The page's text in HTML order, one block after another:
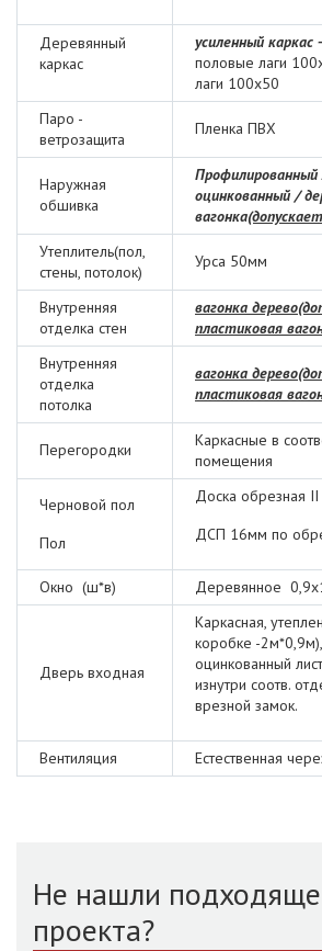
Деревянный
каркас
усиленный
половые лаги
лаги 100х50
Паро -
ветрозащита
Пленка ПВХ
Наружная
обшивка
оцинкованный /
вагонка
Утеплитель(пол,
стены, потолок)
Урса 50мм
Внутренняя
отделка стен
вагонка
пластиковая
Внутренняя
отделка
потолка
вагонка
пластиковая
Перегородки
Каркасные в
помещения
Черновой пол
Пол
Доска обрезная
ДСП 16мм по
Окно (ш*в) Деревянное
Дверь входная
Каркасная,
коробке -
оцинкованный
изнутри соотв.
врезной замок.
Вентиляция Естественная
Не нашли
проекта?